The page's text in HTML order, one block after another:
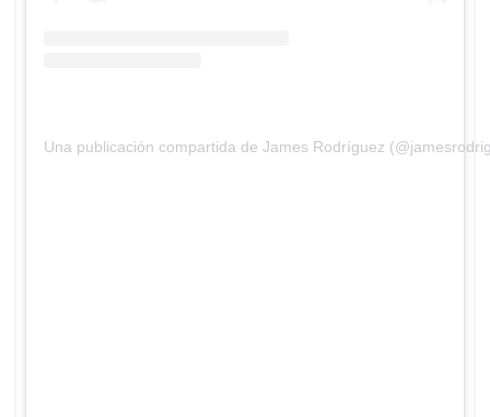
Una publicación compartida de James Rodríguez